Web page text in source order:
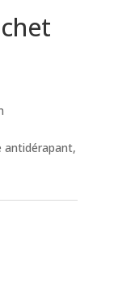
antidérapant,